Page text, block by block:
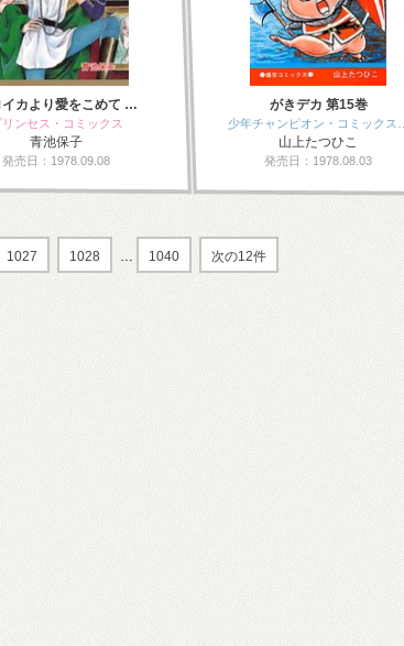
イカより愛をこめて …
リンセス・コミックス
青池保子
発売日：1978.09.08
がきデカ 第15巻
少年チャンピオン・コミックス…
山上たつひこ
発売日：1978.08.03
1027 1028 … 1040 次の12件